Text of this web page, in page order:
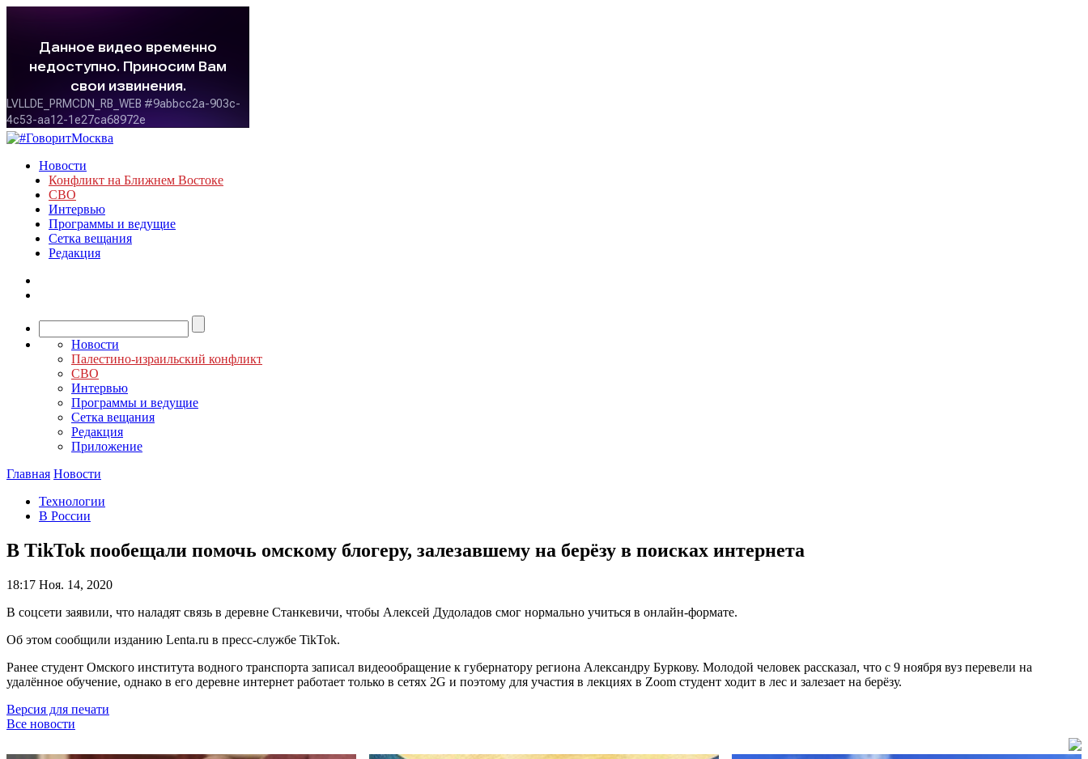
Новости
Конфликт на Ближнем Востоке
СВО
Интервью
Программы и ведущие
Сетка вещания
Редакция
Новости
Палестино-израильский конфликт
СВО
Интервью
Программы и ведущие
Сетка вещания
Редакция
Приложение
Главная Новости
Технологии
В России
В TikTok пообещали помочь омскому блогеру, залезавшему на берёзу в поисках интернета
18:17 Ноя. 14, 2020
В соцсети заявили, что наладят связь в деревне Станкевичи, чтобы Алексей Дудоладов смог нормально учиться в онлайн-формате.
Об этом сообщили изданию Lenta.ru в пресс-службе TikTok.
Ранее студент Омского института водного транспорта записал видеообращение к губернатору региона Александру Буркову. Молодой человек рассказал, что с 9 ноября вуз перевели на
удалённое обучение, однако в его деревне интернет работает только в сетях 2G и поэтому для участия в лекциях в Zoom студент ходит в лес и залезает на берёзу.
Версия для печати
Все новости